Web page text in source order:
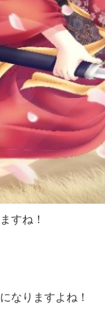
すね！
なりますよね！